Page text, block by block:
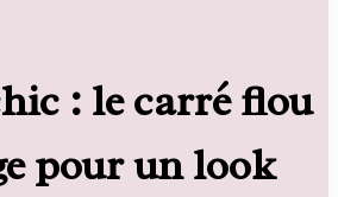
: le carré flou
pour un look